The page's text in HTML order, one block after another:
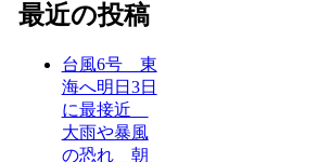
最近の投稿
台風6号 東
海へ明日3日
に最接近
大雨や暴風
の恐れ 朝